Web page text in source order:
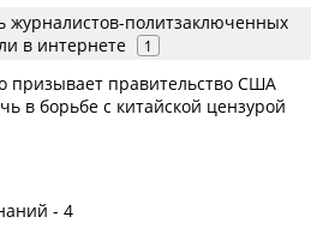
журналистов-политзаключенных
в интернете
1
призывает правительство США
в борьбе с китайской цензурой
- 4